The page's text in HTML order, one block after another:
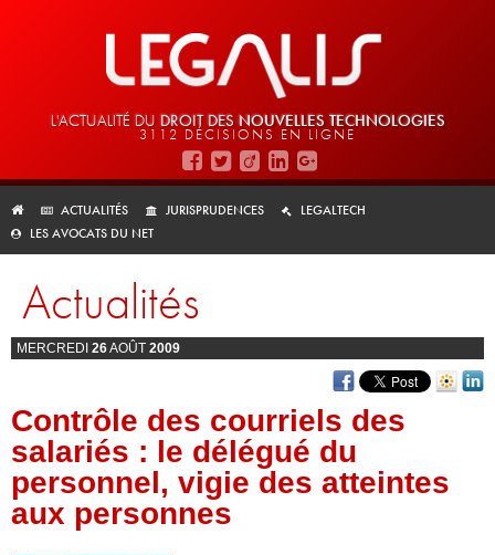
L'ACTUALITÉ DU DROIT DES NOUVELLES TECHNOLOGIES
3112 DÉCISIONS EN LIGNE
ACTUALITÉS JURISPRUDENCES
LEGALTECH
LES AVOCATS DU NET
Actualités
MERCREDI 26AOÛT 2009
Contrôle des courriels des
salariés : le délégué du
personnel, vigie des atteintes
aux personnes